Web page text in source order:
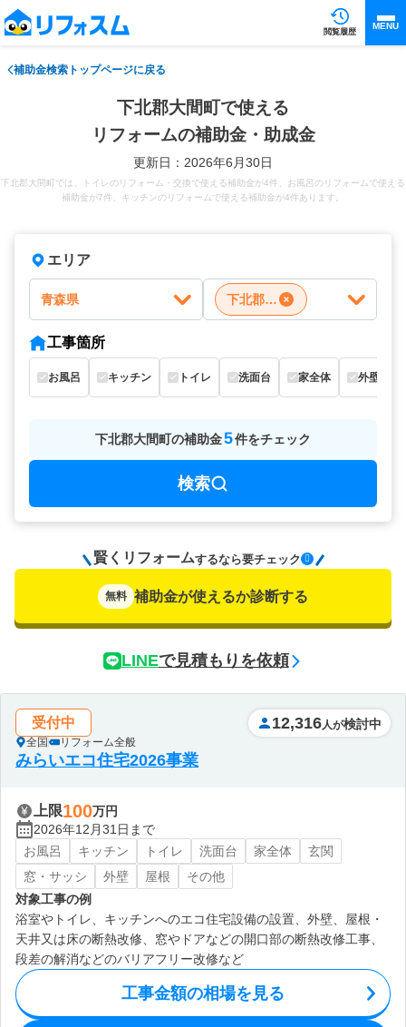
閲覧履歴
MENU
補助金検索トップページに戻る
下北郡大間町で使える
リフォームの補助金・助成金
更新日：2026年6月30日
下北郡大間町では、トイレのリフォーム・交換で使える補助金が4件、お風呂のリフォームで使える
補助金が7件、キッチンのリフォームで使える補助金が4件あります。
エリア
青森県 下北郡大間町
工事箇所
お風呂 キッチン トイレ 洗面台 家全体 外壁
下北郡大間町の補助金5件をチェック
検索
賢くリフォームするなら要チェック
無料 補助金が使えるか診断する
LINEで見積もりを依頼
受付中
全国 リフォーム全般
12,316 人が検討中
みらいエコ住宅2026事業
上限100万円
2026年12月31日まで
お風呂
キッチン トイレ 洗面台 家全体
玄関
窓・サッシ
外壁 屋根
その他
対象工事の例
浴室やトイレ、キッチンへのエコ住宅設備の設置、外壁、屋根・
天井又は床の断熱改修、窓やドアなどの開口部の断熱改修工事、
段差の解消などのバリアフリー改修など
工事金額の相場を見る